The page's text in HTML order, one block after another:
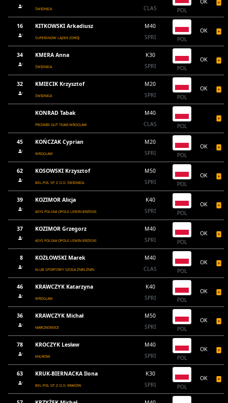
ŚWIDNICA
CLAS
POL
OK
16 KITKOWSKI Arkadiusz
SUPERSNOW LĄDEK ZDRÓJ
M40
SPRI
POL
OK
34 KMERA Anna
ŚWIDNICA
K30
SPRI
POL
OK
32 KMIECIK Krzysztof
ŚWIDNICA
M20
SPRI
POL
OK
KONRAD Tabak
PRO3MIX GUT TEAM WROCŁAW
M40
CLAS
POL
45 KOŃCZAK Cyprian
WROCŁAW
M20
SPRI
POL
OK
62 KOSOWSKI Krzysztof
BEL-POL SP. Z O.O. ŚWIDNICA
M50
SPRI
POL
OK
39 KOZIMOR Alicja
ASYS POLSKA OPOLE LEWIN BRZESKI
K40
SPRI
POL
OK
37 KOZIMOR Grzegorz
ASYS POLSKA OPOLE LEWIN BRZESKI
M40
SPRI
POL
OK
8 KOZŁOWSKI Marek
KLUB SPORTOWY SZOSA ŻNIN ŻNIN
M40
CLAS
POL
OK
46 KRAWCZYK Katarzyna
WROCŁAW
K40
SPRI
POL
OK
36 KRAWCZYK Michał
MARCINOWICE
M50
SPRI
POL
OK
78 KROCZYK Lesław
KNURÓW
M40
SPRI
POL
OK
63 KRUK-BIERNACKA Ilona
BEL-POL SP. Z O.O. KRAKÓW
K30
SPRI
POL
OK